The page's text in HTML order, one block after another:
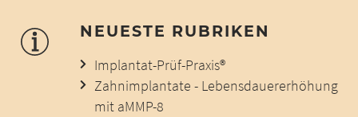
NEUESTE RUBRIKEN
Implantat-Prüf-Praxis®
Zahnimplantate - Lebensdauererhöhung
mit aMMP-8